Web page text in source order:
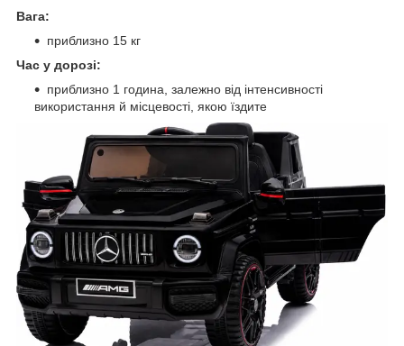
Вага:
приблизно 15 кг
Час у дорозі:
приблизно 1 година, залежно від інтенсивності
використання й місцевості, якою їздите